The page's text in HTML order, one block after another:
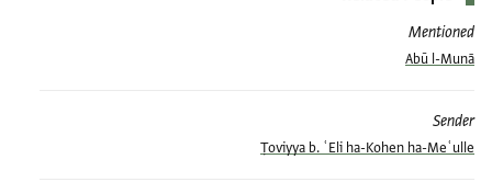
Mentioned
Abū l-Munā
Sender
Ṭoviyya b. ʿEli ha-Kohen ha-Meʿulle